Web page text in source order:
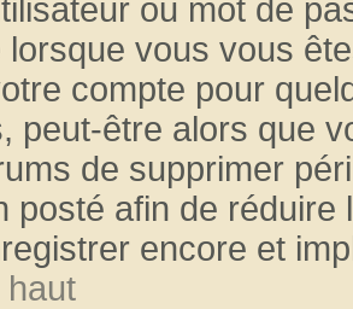
ou mot de
lorsque vous vous
compte pour
peut-être alors que
de supprimer
posté afin de
encore et
haut